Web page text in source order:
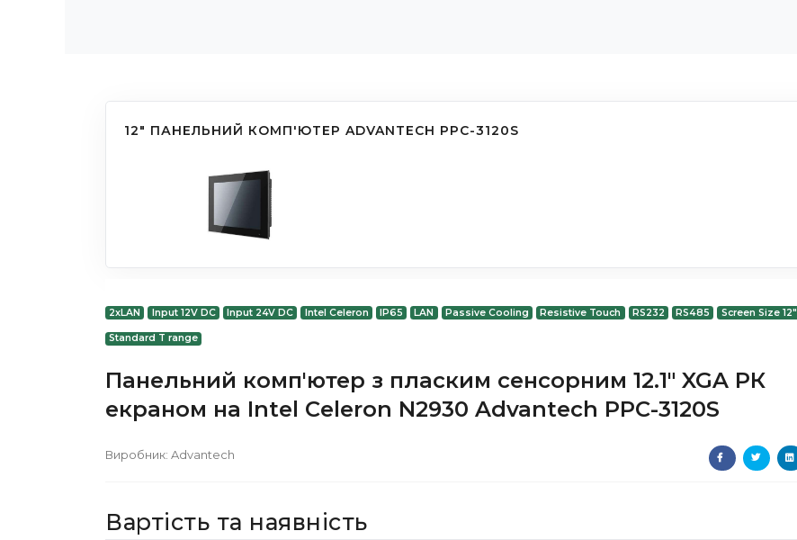
12" ПАНЕЛЬНИЙ КОМП'ЮТЕР ADVANTECH PPC-3120S
2xLAN Input 12V DC Input 24V DC Intel Celeron IP65 LAN Passive Cooling Resistive Touch RS232 RS485 Screen Size 12"
Standard T range
Панельний комп'ютер з пласким сенсорним 12.1" XGA РК
екраном на Intel Celeron N2930 Advantech PPC-3120S
Виробник: Advantech
Вартість та наявність